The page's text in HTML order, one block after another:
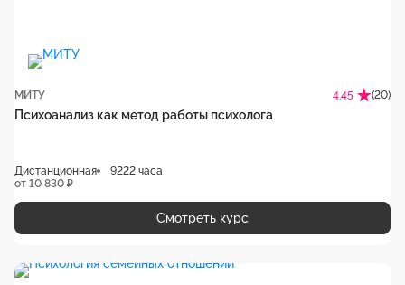
МИТУ 4.45 (20)
Психоанализ как метод работы психолога
Дистанционная
9222 часа
от 10 830 ₽
Смотреть курс